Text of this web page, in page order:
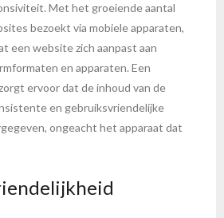
Met het groeiende aantal
bezoekt via mobiele apparaten,
een website zich aanpast aan
en apparaten. Een
ervoor dat de inhoud van de
en gebruiksvriendelijke
ongeacht het apparaat dat